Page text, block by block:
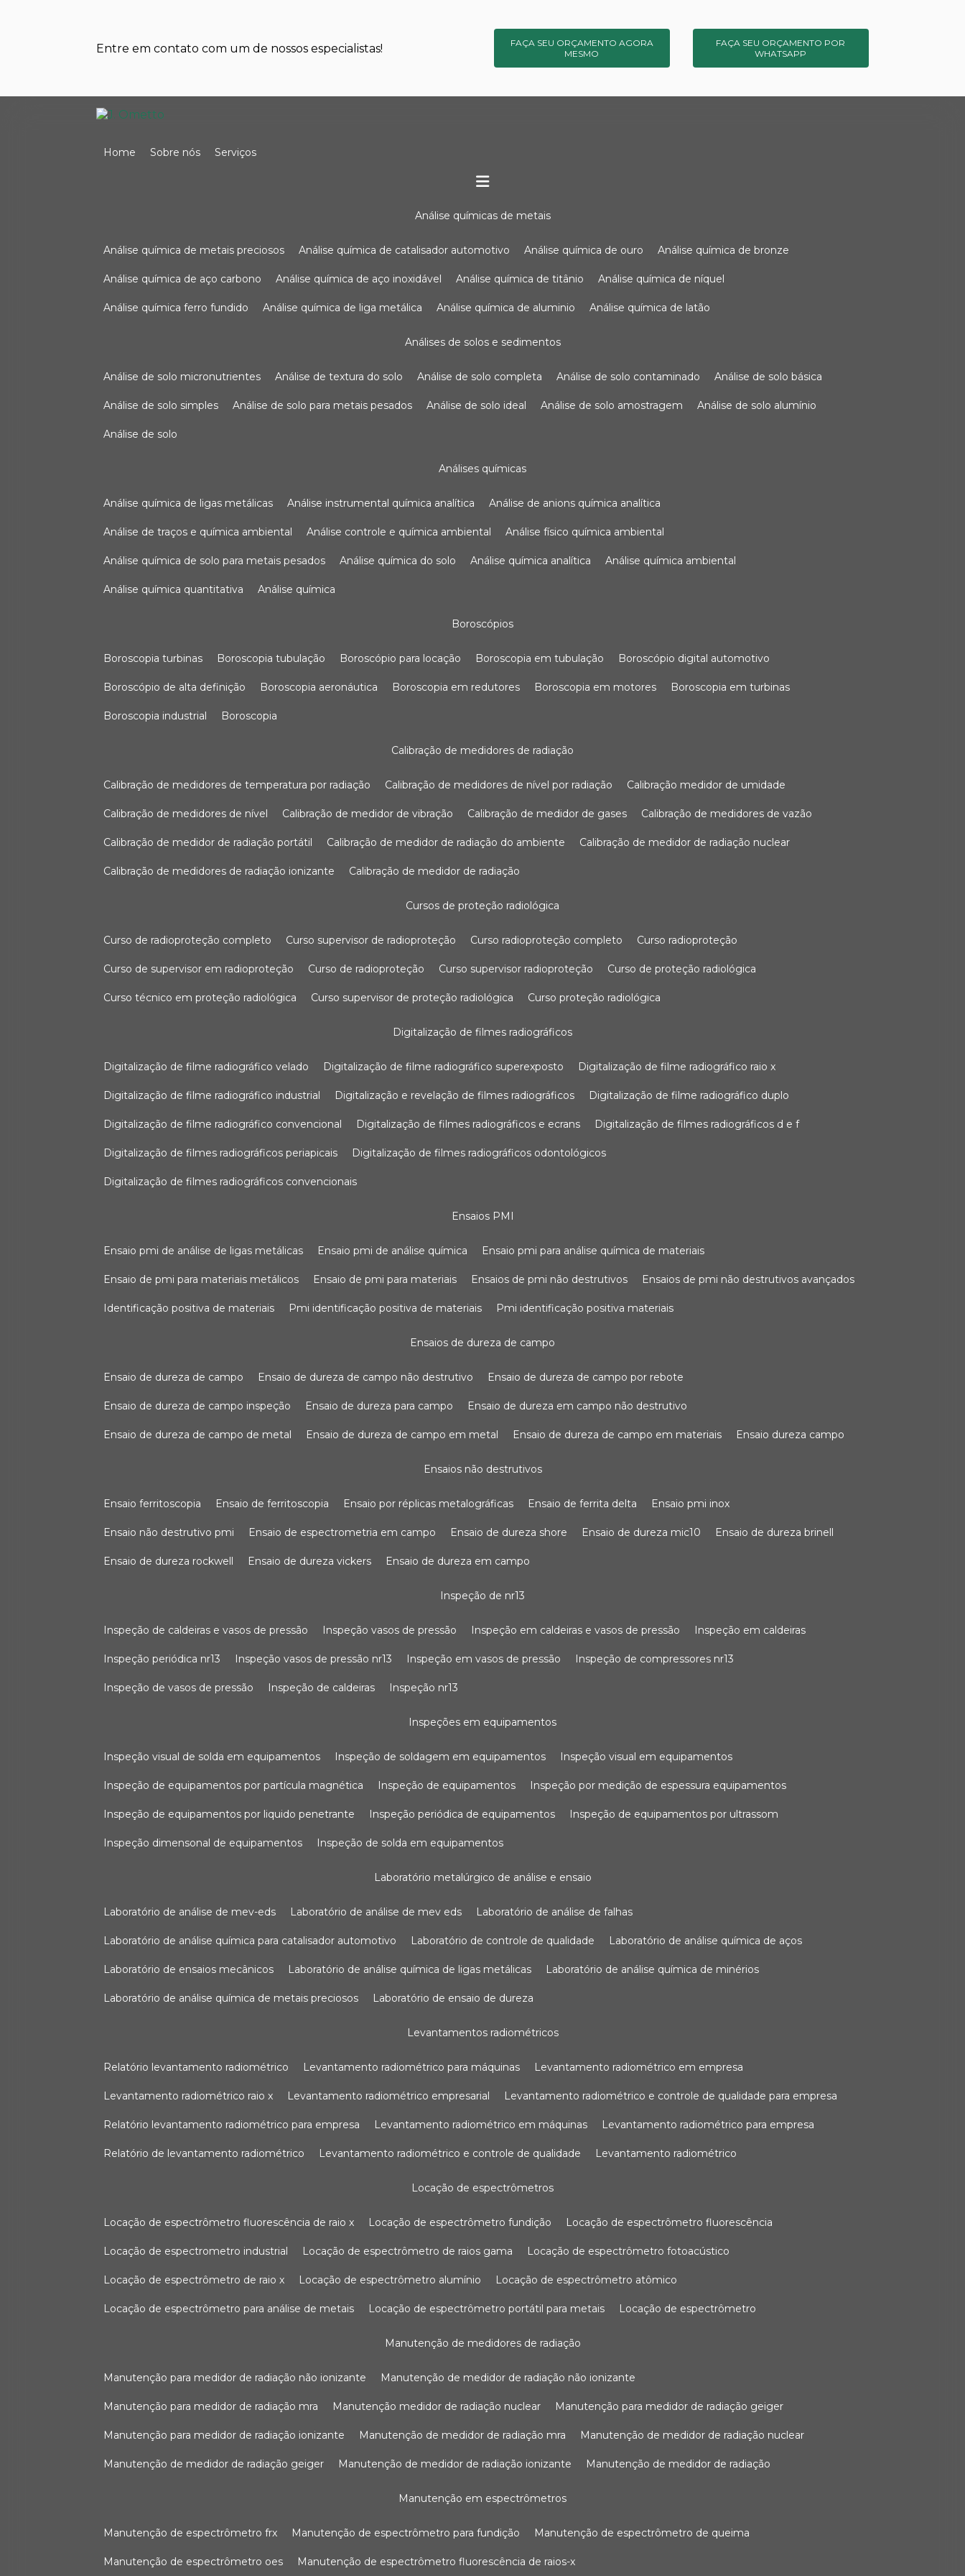
Entre em contato com um de nossos especialistas!
FAÇA SEU ORÇAMENTO AGORA
MESMO
FAÇA SEU ORÇAMENTO POR
WHATSAPP
Home Sobre nós Serviços
análise químicas de metais
análise química de metais preciosos análise química de catalisador automotivo análise química de ouro análise química de bronze
análise química de aço carbono análise química de aço inoxidável análise química de titânio análise química de níquel
análise química ferro fundido análise química de liga metálica análise química de aluminio análise química de latão
análises de solos e sedimentos
análise de solo micronutrientes análise de textura do solo análise de solo completa análise de solo contaminado análise de solo básica
análise de solo simples análise de solo para metais pesados análise de solo ideal análise de solo amostragem análise de solo alumínio
análise de solo
análises químicas
análise química de ligas metálicas análise instrumental química analítica análise de anions química analítica
análise de traços e química ambiental análise controle e química ambiental análise físico química ambiental
análise química de solo para metais pesados análise química do solo análise química analítica análise química ambiental
análise química quantitativa análise química
boroscópios
boroscopia turbinas boroscopia tubulação boroscópio para locação boroscopia em tubulação boroscópio digital automotivo
boroscópio de alta definição boroscopia aeronáutica boroscopia em redutores boroscopia em motores boroscopia em turbinas
boroscopia industrial boroscopia
calibração de medidores de radiação
calibração de medidores de temperatura por radiação calibração de medidores de nível por radiação calibração medidor de umidade
calibração de medidores de nível calibração de medidor de vibração calibração de medidor de gases calibração de medidores de vazão
calibração de medidor de radiação portátil calibração de medidor de radiação do ambiente calibração de medidor de radiação nuclear
calibração de medidores de radiação ionizante calibração de medidor de radiação
cursos de proteção radiológica
curso de radioproteção completo curso supervisor de radioproteção curso radioproteção completo curso radioproteção
curso de supervisor em radioproteção curso de radioproteção curso supervisor radioproteção curso de proteção radiológica
curso técnico em proteção radiológica curso supervisor de proteção radiológica curso proteção radiológica
digitalização de filmes radiográficos
digitalização de filme radiográfico velado digitalização de filme radiográfico superexposto digitalização de filme radiográfico raio x
digitalização de filme radiográfico industrial digitalização e revelação de filmes radiográficos digitalização de filme radiográfico duplo
digitalização de filme radiográfico convencional digitalização de filmes radiográficos e ecrans digitalização de filmes radiográficos d e f
digitalização de filmes radiográficos periapicais digitalização de filmes radiográficos odontológicos
digitalização de filmes radiográficos convencionais
ensaios PMI
ensaio pmi de análise de ligas metálicas ensaio pmi de análise química ensaio pmi para análise química de materiais
ensaio de pmi para materiais metálicos ensaio de pmi para materiais ensaios de pmi não destrutivos ensaios de pmi não destrutivos avançados
identificação positiva de materiais pmi identificação positiva de materiais pmi identificação positiva materiais
ensaios de dureza de campo
ensaio de dureza de campo ensaio de dureza de campo não destrutivo ensaio de dureza de campo por rebote
ensaio de dureza de campo inspeção ensaio de dureza para campo ensaio de dureza em campo não destrutivo
ensaio de dureza de campo de metal ensaio de dureza de campo em metal ensaio de dureza de campo em materiais ensaio dureza campo
ensaios não destrutivos
ensaio ferritoscopia ensaio de ferritoscopia ensaio por réplicas metalográficas ensaio de ferrita delta ensaio pmi inox
ensaio não destrutivo pmi ensaio de espectrometria em campo ensaio de dureza shore ensaio de dureza mic10 ensaio de dureza brinell
ensaio de dureza rockwell ensaio de dureza vickers ensaio de dureza em campo
inspeção de nr13
inspeção de caldeiras e vasos de pressão inspeção vasos de pressão inspeção em caldeiras e vasos de pressão inspeção em caldeiras
inspeção periódica nr13 inspeção vasos de pressão nr13 inspeção em vasos de pressão inspeção de compressores nr13
inspeção de vasos de pressão inspeção de caldeiras inspeção nr13
inspeções em equipamentos
inspeção visual de solda em equipamentos inspeção de soldagem em equipamentos inspeção visual em equipamentos
inspeção de equipamentos por partícula magnética inspeção de equipamentos inspeção por medição de espessura equipamentos
inspeção de equipamentos por liquido penetrante inspeção periódica de equipamentos inspeção de equipamentos por ultrassom
inspeção dimensonal de equipamentos inspeção de solda em equipamentos
laboratório metalúrgico de análise e ensaio
laboratório de análise de mev-eds laboratório de análise de mev eds laboratório de análise de falhas
laboratório de análise química para catalisador automotivo laboratório de controle de qualidade laboratório de análise química de aços
laboratório de ensaios mecânicos laboratório de análise química de ligas metálicas laboratório de análise química de minérios
laboratório de análise química de metais preciosos laboratório de ensaio de dureza
levantamentos radiométricos
relatório levantamento radiométrico levantamento radiométrico para máquinas levantamento radiométrico em empresa
levantamento radiométrico raio x levantamento radiométrico empresarial levantamento radiométrico e controle de qualidade para empresa
relatório levantamento radiométrico para empresa levantamento radiométrico em máquinas levantamento radiométrico para empresa
relatório de levantamento radiométrico levantamento radiométrico e controle de qualidade levantamento radiométrico
locação de espectrômetros
locação de espectrômetro fluorescência de raio x locação de espectrômetro fundição locação de espectrômetro fluorescência
locação de espectrometro industrial locação de espectrômetro de raios gama locação de espectrômetro fotoacústico
locação de espectrômetro de raio x locação de espectrômetro alumínio locação de espectrômetro atômico
locação de espectrômetro para análise de metais locação de espectrômetro portátil para metais locação de espectrômetro
manutenção de medidores de radiação
manutenção para medidor de radiação não ionizante manutenção de medidor de radiação não ionizante
manutenção para medidor de radiação mra manutenção medidor de radiação nuclear manutenção para medidor de radiação geiger
manutenção para medidor de radiação ionizante manutenção de medidor de radiação mra manutenção de medidor de radiação nuclear
manutenção de medidor de radiação geiger manutenção de medidor de radiação ionizante manutenção de medidor de radiação
manutenção em espectrômetros
manutenção de espectrômetro frx manutenção de espectrômetro para fundição manutenção de espectrômetro de queima
manutenção de espectrômetro oes manutenção de espectrômetro fluorescência de raios-x